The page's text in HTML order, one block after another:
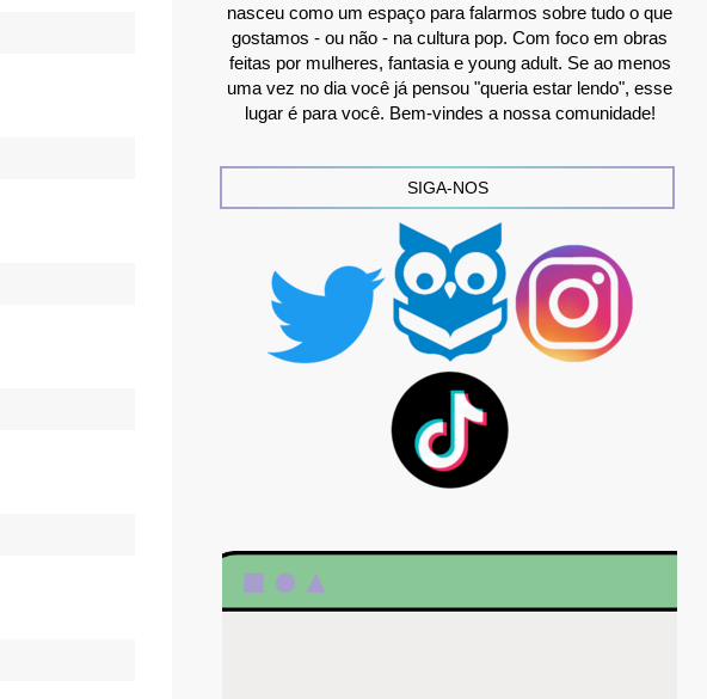
nasceu como um espaço para falarmos sobre tudo o que
gostamos - ou não - na cultura pop. Com foco em obras
feitas por mulheres, fantasia e young adult. Se ao menos
uma vez no dia você já pensou "queria estar lendo", esse
lugar é para você. Bem-vindes a nossa comunidade!
SIGA-NOS